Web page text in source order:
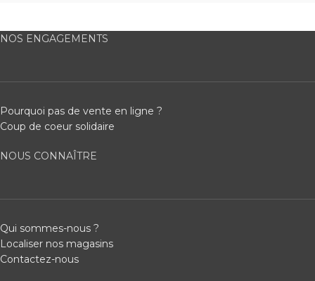
NOS ENGAGEMENTS
Pourquoi pas de vente en ligne ?
Coup de coeur solidaire
NOUS CONNAÎTRE
Qui sommes-nous ?
Localiser nos magasins
Contactez-nous